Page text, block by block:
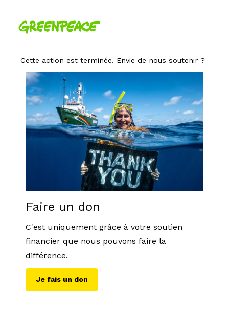
Cette action est terminée. Envie de nous soutenir ?
Faire un don
C'est uniquement grâce à votre soutien
financier que nous pouvons faire la
différence.
Je fais un don